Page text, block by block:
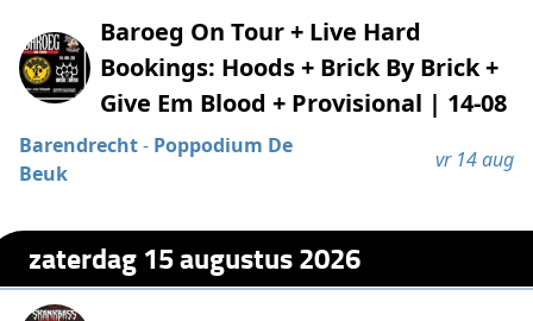
Baroeg On Tour + Live Hard
Bookings: Hoods + Brick By Brick +
Give Em Blood + Provisional | 14-08
Barendrecht- Poppodium De
Beuk
vr 14 aug
zaterdag 15 augustus 2026